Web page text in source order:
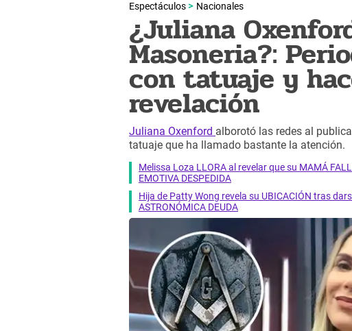
Espectáculos Nacionales
¿Juliana
Masoneria?:
con tatuaje y
revelación
Juliana Oxenford alborotó las redes al
tatuaje que ha llamado bastante la atención.
Melissa Loza LLORA al revelar que su MAMÁ
EMOTIVA DESPEDIDA
Hija de Patty Wong revela su UBICACIÓN tras
ASTRONÓMICA DEUDA